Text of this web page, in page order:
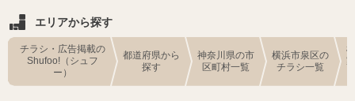
エリアから探す
チラシ・広告掲載の
Shufoo!（シュフ
ー）
都道府県から
探す
神奈川県の市
区町村一覧
横浜市泉区の
チラシ一覧